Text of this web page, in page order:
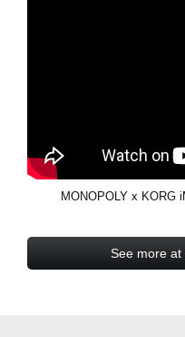
MONOPOLY x KORG
See more at